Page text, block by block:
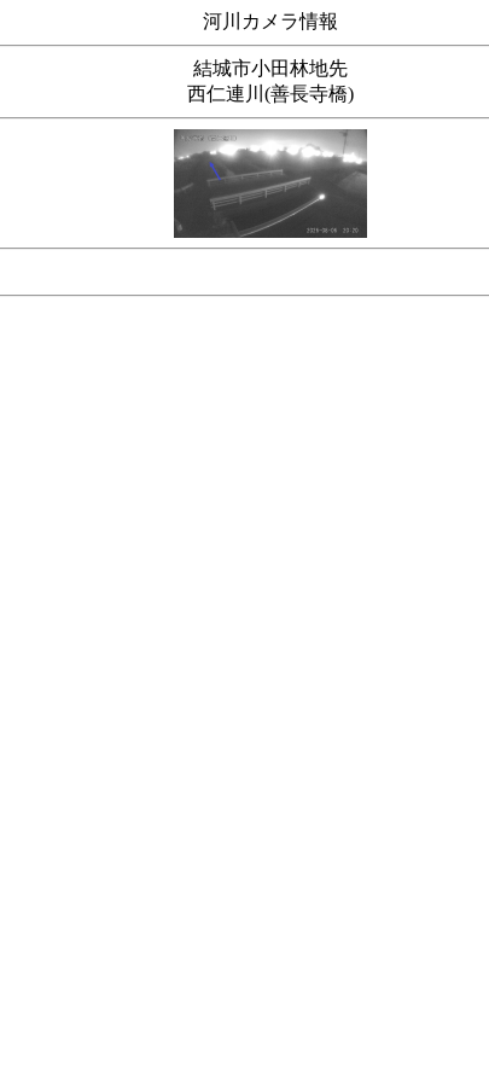
河川カメラ情報
結城市小田林地先
西仁連川(善長寺橋)